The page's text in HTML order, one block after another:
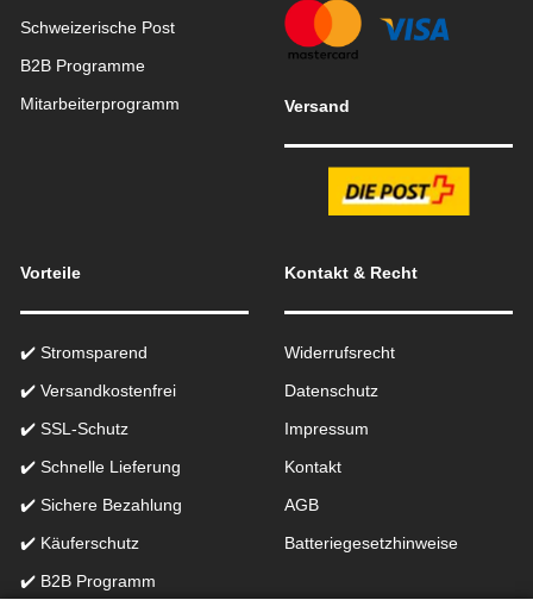
Schweizerische Post
B2B Programme
Mitarbeiterprogramm
Versand
Vorteile
✔️ Stromsparend
✔️ Versandkostenfrei
✔️ SSL-Schutz
✔️ Schnelle Lieferung
✔️ Sichere Bezahlung
✔️ Käuferschutz
✔️ B2B Programm
Kontakt & Recht
Widerrufsrecht
Datenschutz
Impressum
Kontakt
AGB
Batteriegesetzhinweise